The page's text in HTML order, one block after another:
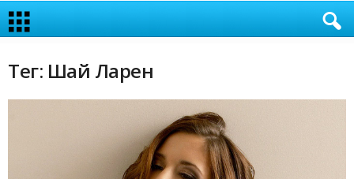
Тег: Шай Ларен